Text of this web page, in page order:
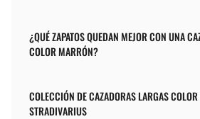
¿QUÉ ZAPATOS QUEDAN MEJOR CON UNA
COLOR MARRÓN?
COLECCIÓN DE CAZADORAS LARGAS
STRADIVARIUS